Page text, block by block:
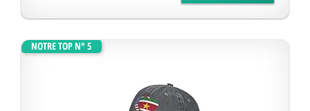
NOTRE TOP N° 5